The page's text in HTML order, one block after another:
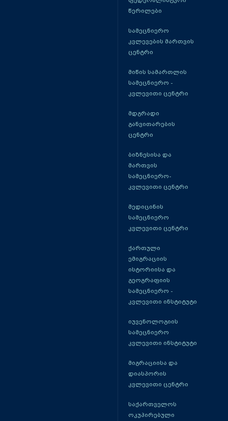
წერილები
სამეცნიერო
კვლევების მართვის
ცენტრი
მიწის სამართლის
სამეცნიერო -
კვლევითი ცენტრი
მდგრადი
განვითარების
ცენტრი
ბიზნესისა და
მართვის
სამეცნიერო-
კვლევითი ცენტრი
მედიცინის
სამეცნიერო
კვლევითი ცენტრი
ქართული
ემიგრაციის
ისტორიისა და
გეოგრაფიის
სამეცნიერო -
კვლევითი ინსტიტუტი
იუვენოლოგიის
სამეცნიერო
კვლევითი ინსტიტუტი
მიგრაციისა და
დიასპორის
კვლევითი ცენტრი
საქართველოს
ოკუპირებული